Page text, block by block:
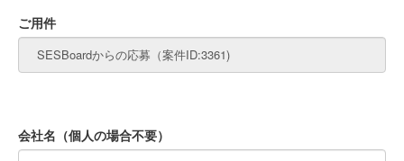
ご用件
会社名（個人の場合不要）